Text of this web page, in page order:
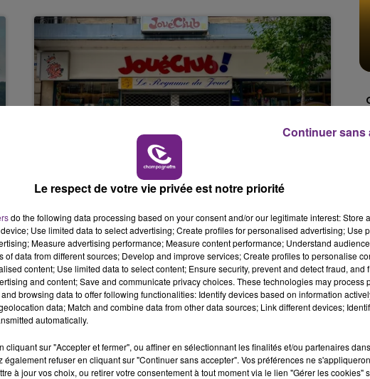
16h00 - 20h00
LE WEEK-END CHAMPAGNE FM
LE MAGASIN JOUÉCLUB DE REIMS FERME
C'était l'une des institutions du centre-ville
rémois. Le magasin JouéClub est contraint de
fermer ses portes.
Le respect de votre vie privée est notre priorité
do the following data processing based on your consent and/or our legitimate interest: Store
Use limited data to select advertising; Create profiles for personalised advertising; Use
Measure advertising performance; Measure content performance; Understand
of data from different sources; Develop and improve services; Create profiles to personalise
content; Use limited data to select content; Ensure security, prevent and detect fraud, and
and content; Save and communicate privacy choices. These technologies may process
browsing data to offer following functionalities: Identify devices based on information
data; Match and combine data from other data sources; Link different devices;
automatically.
cliquant sur "Accepter et fermer", ou affiner en sélectionnant les finalités et/ou partenaires
également refuser en cliquant sur "Continuer sans accepter". Vos préférences ne
à jour vos choix, ou retirer votre consentement à tout moment via le lien "Gérer les cookies"
Continuer sans